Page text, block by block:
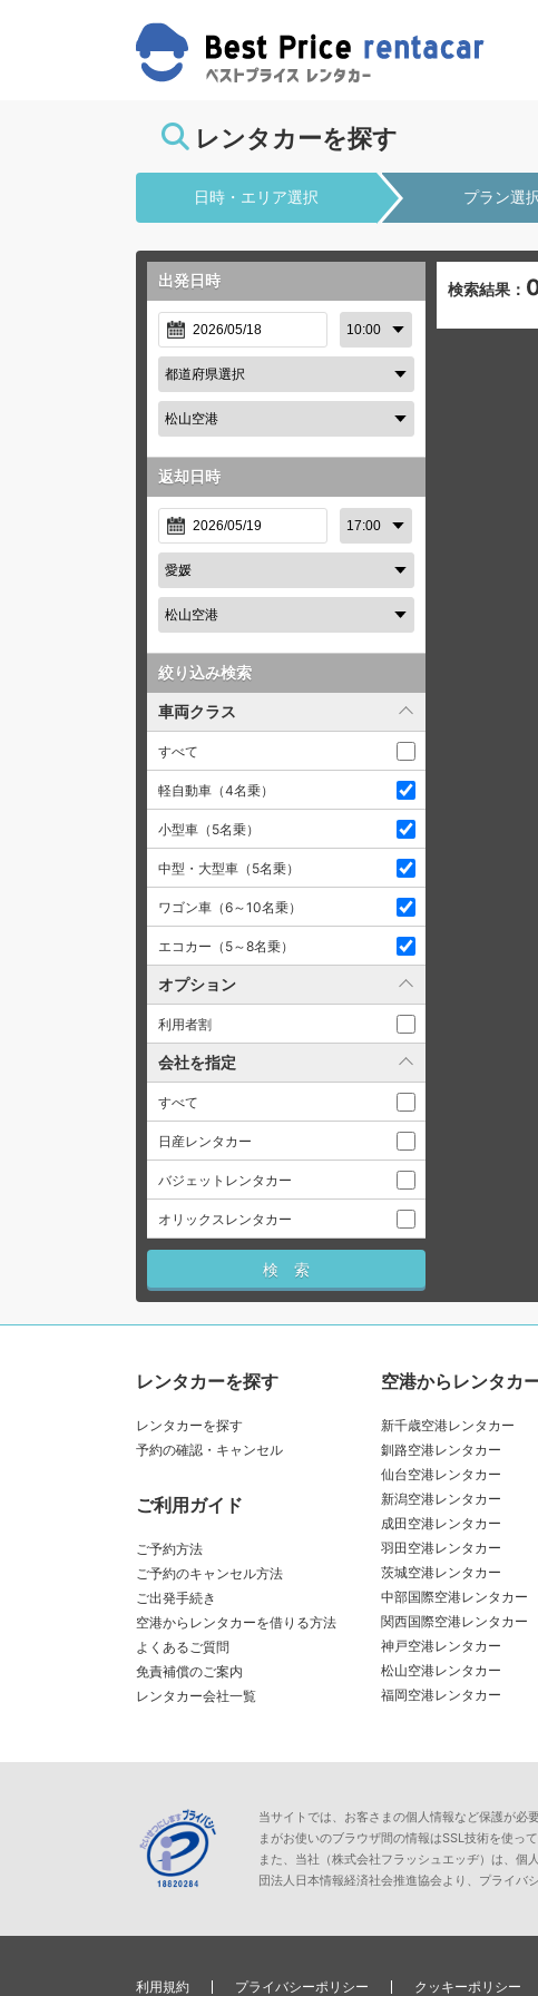
レンタカーを探す
日時・エリア選択 プラン選
出発日時
返却日時
絞り込み検索
車両クラス
すべて
軽自動車（4名乗）
小型車（5名乗）
中型・大型車（5名乗）
ワゴン車（6～10名乗）
エコカー（5～8名乗）
オプション
利用者割
会社を指定
すべて
日産レンタカー
バジェットレンタカー
オリックスレンタカー
検索結果：
レンタカーを探す
レンタカーを探す
予約の確認・キャンセル
ご利用ガイド
ご予約方法
ご予約のキャンセル方法
ご出発手続き
空港からレンタカーを借りる方法
よくあるご質問
免責補償のご案内
レンタカー会社一覧
空港からレンタカ
新千歳空港レンタカー
釧路空港レンタカー
仙台空港レンタカー
新潟空港レンタカー
成田空港レンタカー
羽田空港レンタカー
茨城空港レンタカー
中部国際空港レンタカー
関西国際空港レンタカー
神戸空港レンタカー
松山空港レンタカー
福岡空港レンタカー
当サイトでは、お客さまの個人情報など保護が必
まがお使いのブラウザ間の情報はSSL技術を使っ
また、当社（株式会社フラッシュエッヂ）は、
団法人日本情報経済社会推進協会より、プライバ
利用規約 プライバシーポリシー クッキーポリシー